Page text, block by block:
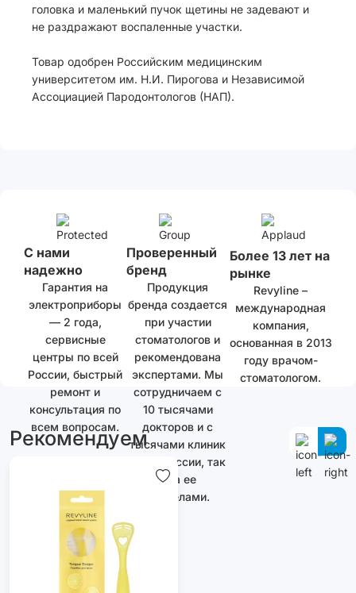
головка и маленький пучок щетины не задевают и
не раздражают воспаленные участки.
Товар одобрен Российским медицинским
университетом им. Н.И. Пирогова и Независимой
Ассоциацией Пародонтологов (НАП).
С нами
надежно
Гарантия на
электроприборы
— 2 года,
сервисные
центры по всей
России, быстрый
ремонт и
консультация по
всем вопросам.
Проверенный
бренд
Продукция
бренда создается
при участии
стоматологов и
рекомендована
экспертами. Мы
сотрудничаем с
10 тысячами
докторов и с
тысячами клиник
как в России, так
и за ее
пределами.
Более 13 лет на
рынке
Revyline –
международная
компания,
основанная в 2013
году врачом-
стоматологом.
Рекомендуем